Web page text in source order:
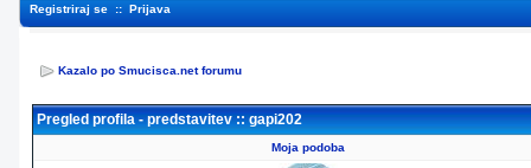
Registriraj se :: Prijava
Kazalo po Smucisca.net forumu
Pregled profila - predstavitev :: gapi202
Moja podoba